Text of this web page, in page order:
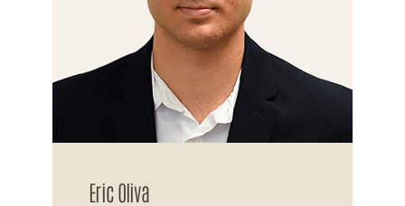
Eric Oliva